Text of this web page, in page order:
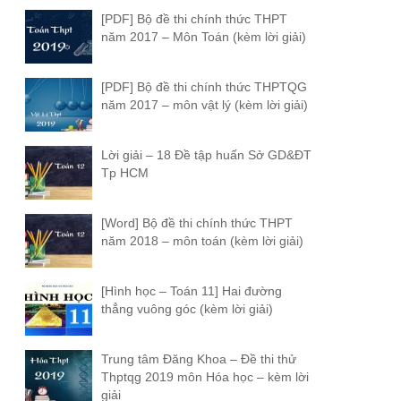
[PDF] Bộ đề thi chính thức THPT
năm 2017 – Môn Toán (kèm lời giải)
[PDF] Bộ đề thi chính thức THPTQG
năm 2017 – môn vật lý (kèm lời giải)
Lời giải – 18 Đề tập huấn Sở GD&ĐT
Tp HCM
[Word] Bộ đề thi chính thức THPT
năm 2018 – môn toán (kèm lời giải)
[Hình học – Toán 11] Hai đường
thẳng vuông góc (kèm lời giải)
Trung tâm Đăng Khoa – Đề thi thử
Thptqg 2019 môn Hóa học – kèm lời
giải